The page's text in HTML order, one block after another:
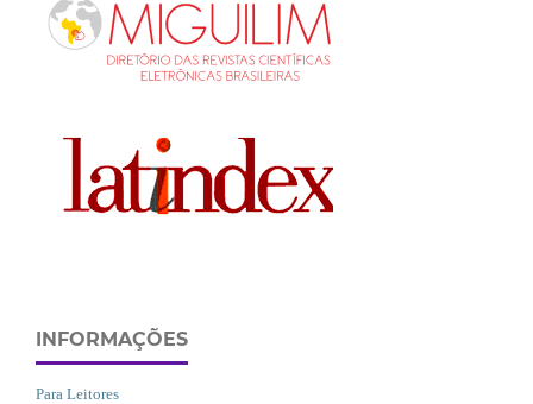
INFORMAÇÕES
Para Leitores